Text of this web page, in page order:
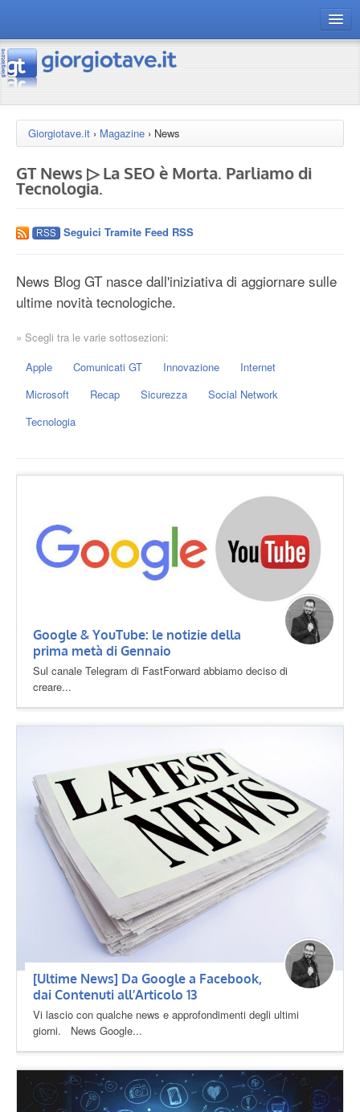
connect gt
risorse
Giorgiotave.it › Magazine › News
GT News ▷ La SEO è Morta. Parliamo di
Tecnologia.
Seguici Tramite Feed RSS
News Blog GT nasce dall'iniziativa di aggiornare sulle
ultime novità tecnologiche.
» Scegli tra le varie sottosezioni:
Apple
Comunicati GT Innovazione
Internet
Microsoft
Recap Sicurezza
Social Network
Tecnologia
Google & YouTube: le notizie della
prima metà di Gennaio
Sul canale Telegram di FastForward abbiamo deciso di
creare...
[Ultime News] Da Google a Facebook,
dai Contenuti all’Articolo 13
Vi lascio con qualche news e approfondimenti degli ultimi
giorni. News Google...